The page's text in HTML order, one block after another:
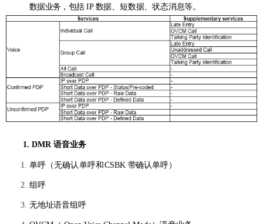
数据业务，包括 IP 数据、短数据、状态消息等。
1. DMR 语音业务
单呼（无确认单呼和 CSBK 带确认单呼）
组呼
无地址语音组呼